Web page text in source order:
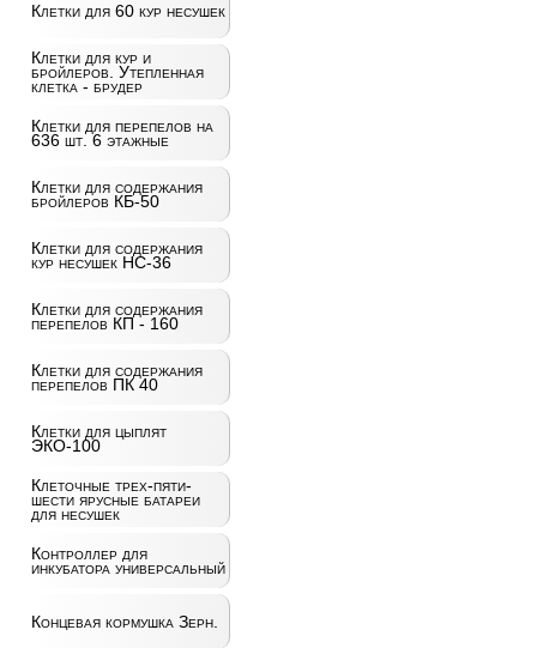
Клетки для 60 кур несушек
Клетки для кур и
бройлеров. Утепленная
клетка - брудер
Клетки для перепелов на
636 шт. 6 этажные
Клетки для содержания
бройлеров КБ-50
Клетки для содержания
кур несушек НС-36
Клетки для содержания
перепелов КП - 160
Клетки для содержания
перепелов ПК 40
Клетки для цыплят
ЭКО-100
Клеточные трех-пяти-
шести ярусные батареи
для несушек
Контроллер для
инкубатора универсальный
Концевая кормушка Зерн.